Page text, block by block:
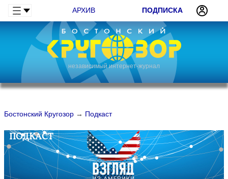
АРХИВ ПОДПИСКА
независимый интернет-журнал
Бостонский Кругозор → Подкаст
ПОДКАСТ